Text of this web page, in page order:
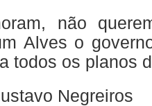
não
Alves o
todos os planos
Negreiros